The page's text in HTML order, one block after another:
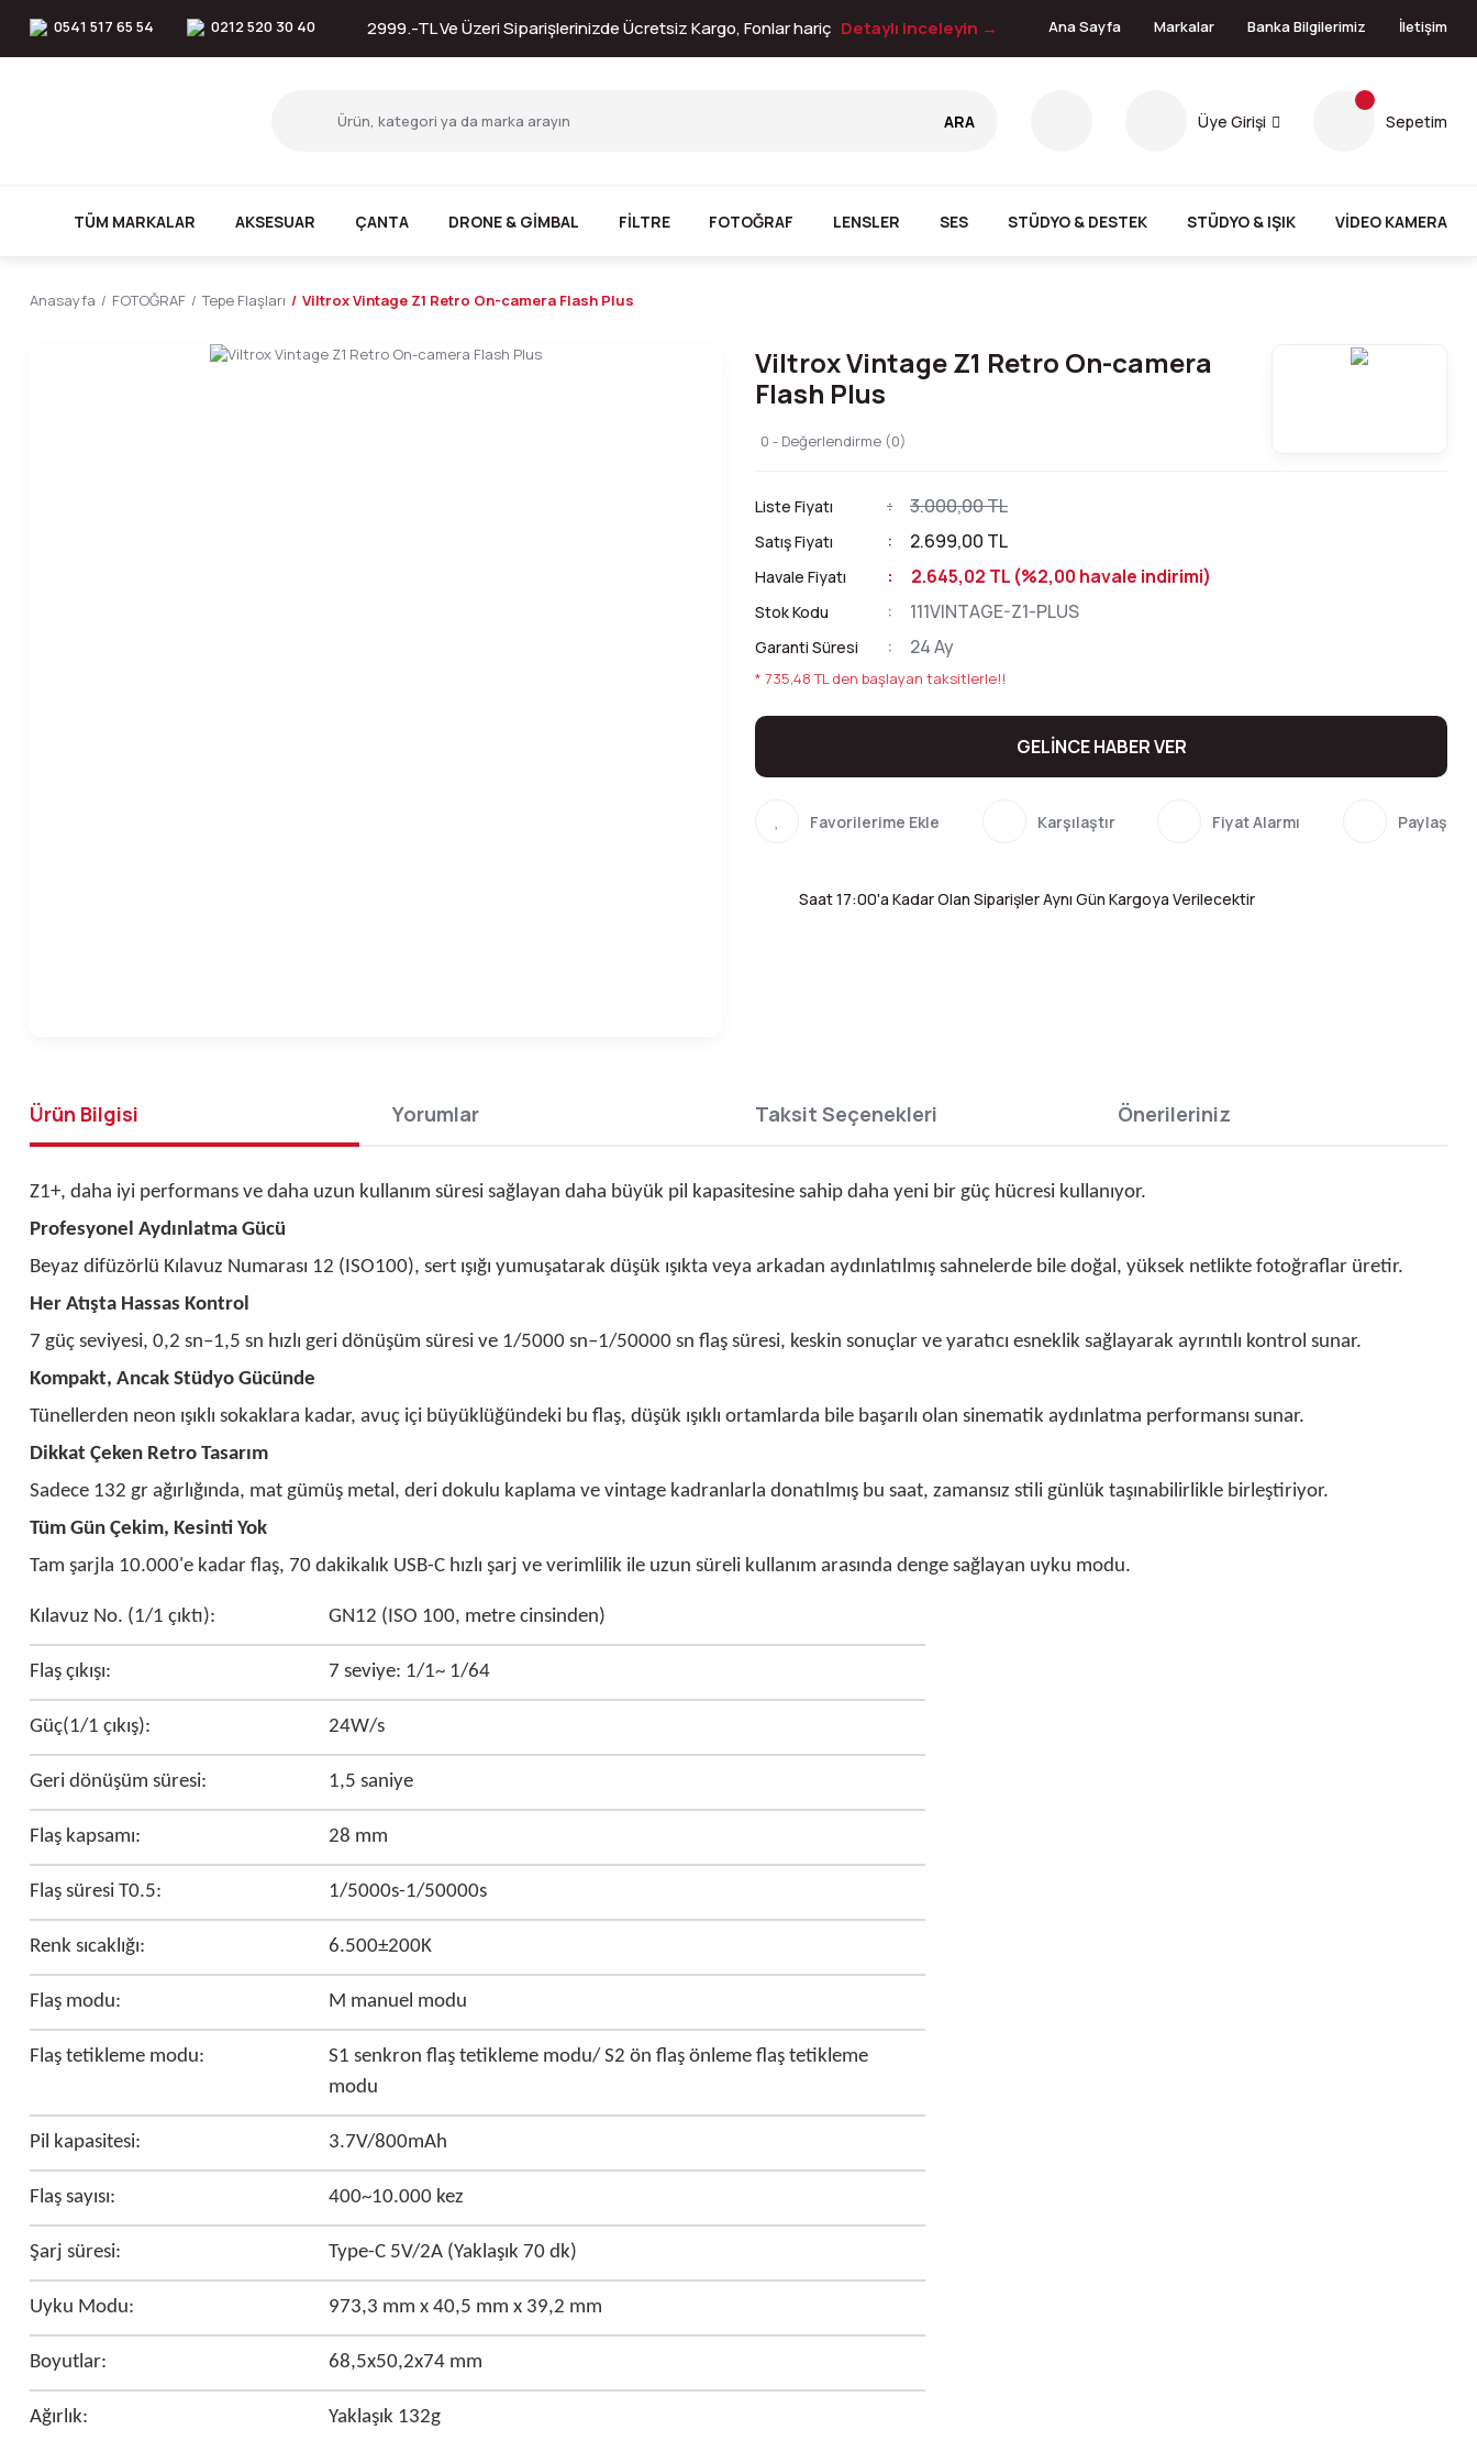
0541 517 65 54 0212 520 30 40 2999.-TL Ve Üzeri Siparişlerinizde Ücretsiz Kargo, Fonlar hariç Detaylı inceleyin → Ana Sayfa Markalar Banka Bilgilerimiz İletişim
ARA Üye Girişi Sepetim
TÜM MARKALAR AKSESUAR ÇANTA DRONE & GİMBAL FİLTRE FOTOĞRAF LENSLER SES STÜDYO & DESTEK STÜDYO & IŞIK VİDEO KAMERA
Anasayfa FOTOĞRAF Tepe Flaşları Viltrox Vintage Z1 Retro On-camera Flash Plus
Viltrox Vintage Z1 Retro On-camera
Flash Plus
0 - Değerlendirme (0)
Liste Fiyatı 3.000,00 TL
Satış Fiyatı 2.699,00 TL
Havale Fiyatı 2.645,02 TL (%2,00 havale indirimi)
Stok Kodu 111VINTAGE-Z1-PLUS
Garanti Süresi 24 Ay
* 735,48 TL den başlayan taksitlerle!!
GELİNCE HABER VER
Karşılaştır Fiyat Alarmı Paylaş
Saat 17:00'a Kadar Olan Siparişler Aynı Gün Kargoya Verilecektir
Ürün Bilgisi Yorumlar Taksit Seçenekleri Önerileriniz
Z1+, daha iyi performans ve daha uzun kullanım süresi sağlayan daha büyük pil kapasitesine sahip daha yeni bir güç hücresi kullanıyor.
Profesyonel Aydınlatma Gücü
Beyaz difüzörlü Kılavuz Numarası 12 (ISO100), sert ışığı yumuşatarak düşük ışıkta veya arkadan aydınlatılmış sahnelerde bile doğal, yüksek netlikte fotoğraflar üretir.
Her Atışta Hassas Kontrol
7 güç seviyesi, 0,2 sn–1,5 sn hızlı geri dönüşüm süresi ve 1/5000 sn–1/50000 sn flaş süresi, keskin sonuçlar ve yaratıcı esneklik sağlayarak ayrıntılı kontrol sunar.
Kompakt, Ancak Stüdyo Gücünde
Tünellerden neon ışıklı sokaklara kadar, avuç içi büyüklüğündeki bu flaş, düşük ışıklı ortamlarda bile başarılı olan sinematik aydınlatma performansı sunar.
Dikkat Çeken Retro Tasarım
Sadece 132 gr ağırlığında, mat gümüş metal, deri dokulu kaplama ve vintage kadranlarla donatılmış bu saat, zamansız stili günlük taşınabilirlikle birleştiriyor.
Tüm Gün Çekim, Kesinti Yok
Tam şarjla 10.000'e kadar flaş, 70 dakikalık USB-C hızlı şarj ve verimlilik ile uzun süreli kullanım arasında denge sağlayan uyku modu.
Kılavuz No. (1/1 çıktı): GN12 (ISO 100, metre cinsinden)
Flaş çıkışı: 7 seviye: 1/1~ 1/64
Güç(1/1 çıkış): 24W/s
Geri dönüşüm süresi: 1,5 saniye
Flaş kapsamı: 28 mm
Flaş süresi T0.5: 1/5000s-1/50000s
Renk sıcaklığı: 6.500±200K
Flaş modu: M manuel modu
Flaş tetikleme modu:
S1 senkron flaş tetikleme modu/ S2 ön flaş önleme flaş tetikleme
modu
Pil kapasitesi: 3.7V/800mAh
Flaş sayısı: 400~10.000 kez
Şarj süresi: Type-C 5V/2A (Yaklaşık 70 dk)
Uyku Modu: 973,3 mm x 40,5 mm x 39,2 mm
Boyutlar: 68,5x50,2x74 mm
Ağırlık: Yaklaşık 132g